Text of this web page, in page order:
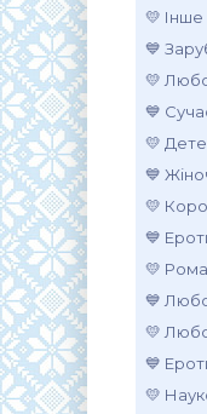
💛 Інше
💙
💛
💙
💛
💙
💛
💙
💛
💙
💛
💙
💛